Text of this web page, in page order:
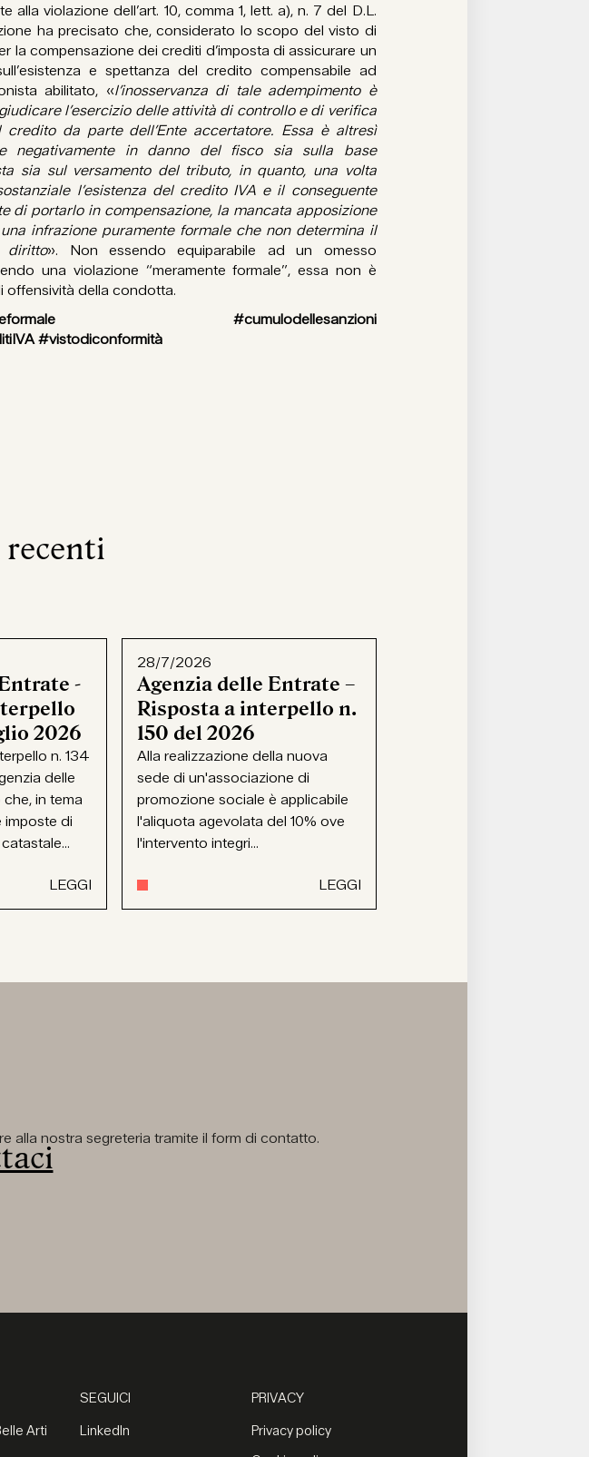
alla violazione dell’art. 10, comma 1, lett. a), n. 7 del D.L.
ha precisato che, considerato lo scopo del visto di
la compensazione dei crediti d’imposta di assicurare un
e spettanza del credito compensabile ad
abilitato, «l’inosservanza di tale adempimento è
l’esercizio delle attività di controllo e di verifica
credito da parte dell’Ente accertatore. Essa è altresì
negativamente in danno del fisco sia sulla base
sia sul versamento del tributo, in quanto, una volta
l’esistenza del credito IVA e il conseguente
di portarlo in compensazione, la mancata apposizione
infrazione puramente formale che non determina il
». Non essendo equiparabile ad un omesso
una violazione “meramente formale”, essa non è
offensività della condotta.
#cumulodellesanzioni
#vistodiconformità
recenti
-
2026
n. 134
delle
in tema
imposte di
LEGGI
28/7/2026
Agenzia delle Entrate –
Risposta a interpello n.
150 del 2026
Alla realizzazione della nuova
sede di un'associazione di
promozione sociale è applicabile
l'aliquota agevolata del 10% ove
l'intervento integri...
LEGGI
alla nostra segreteria tramite il form di contatto.
Arti
SEGUICI
LinkedIn
PRIVACY
Privacy policy